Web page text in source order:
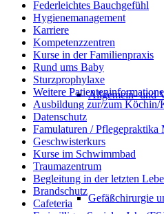
Allgemein- und
Gefäßchirurgie
Federleichtes Bauchgefühl
Hygienemanagement
Karriere
Kompetenzzentren
Kurse in der Familienpraxis
Rund ums Baby
Sturzprophylaxe
Weitere
Ausbildung zur/zum Köchin/
Datenschutz
Famulaturen / Pflegepraktika
Geschwisterkurs
Kurse im Schwimmbad
Traumazentrum
Begleitung in der letzten
Brandschutz
Cafeteria